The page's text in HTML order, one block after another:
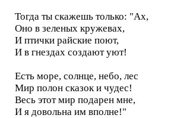
Тогда ты скажешь только: "Ах,
Оно в зеленых кружевах,
И птички райские поют,
И в гнездах создают уют!
Есть море, солнце, небо, лес
Мир полон сказок и чудес!
Весь этот мир подарен мне,
И я довольна им вполне!"